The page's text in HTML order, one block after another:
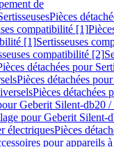
de
Pièces
compatibilité [1]
[1]Sertisseuses
compatibilité [2]
détachées pour
Pièces détachées
Pièces détachées
Geberit Silent-db20 /
pour Geberit Silent-
électriquesPièces
pour appareils